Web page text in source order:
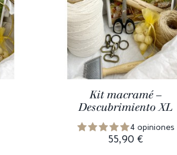
Kit macramé –
Descubrimiento XL
4 opiniones
55,90 €